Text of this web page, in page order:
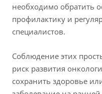
необходимо обратить
профилактику и
специалистов.
Соблюдение этих
риск развития
сохранить здоровье